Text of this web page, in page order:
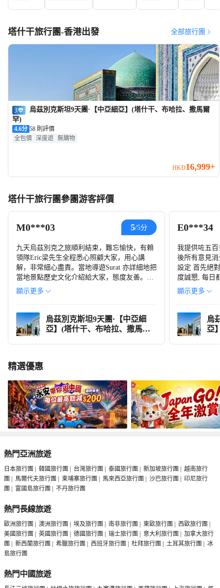
塔什干旅行團-香港出發 全部旅行團
罕)
4.6分 58 則評價
全包價
深度遊 無購物
HKD16,999+
塔什干旅行團參團游客評價
M0***03 5/5分
九天烏茲別克之旅順利結束，難忘愉快，有賴
領隊Eric梁先生全程悉心照顧大家，用心講
解，非常細心盡責。當地導遊Surat 亦詳細地把
當地景點歷史文化介紹給大家，態度友善。永
安安排的餐飲及住宿的酒店也不錯，旅遊車也
顯示更多
烏茲別克斯坦9天團·【中亞細
亞】(塔什干、布哈拉、撒馬爾
E0***34
我提供咗五
後所有意見
設定 首先絕對要讚領隊Adain 嘅專業，服務態
度誠懇, 每日
嘅reminder佢
照顧. 第二晚
臨危不亂, 一
絕對係一個
Jamshid 亦絕對值得稱讚一位有魄力的年輕人,
大家. 用車安
定. 住宿方面酒店質素良好，唯有啲小問題例
如浴室門口
將意見反映給
以靠近市中
們根本不能
度，我哋重
餐廳, 而且餐
顯示更多
烏
亞
精選優惠
熱門亞洲旅遊
日本旅行團 | 韓國旅行團 | 台灣旅行團 | 泰國旅行團 | 新加坡旅行團 | 越南旅行
團 | 馬爾代夫旅行團 | 柬埔寨旅行團 | 馬來西亞旅行團 | 沙巴旅行團 | 印尼旅行
團 | 富國島旅行團 | 不丹旅行團
熱門長線旅遊
歐洲旅行團 | 澳洲旅行團 | 埃及旅行團 | 南非旅行團 | 東歐旅行團 | 西歐旅行團 |
美國旅行團 | 英國旅行團 | 德國旅行團 | 瑞士旅行團 | 意大利旅行團 | 加拿大旅行
團 | 新西蘭旅行團 | 希臘旅行團 | 西班牙旅行團 | 杜拜旅行團 | 土耳其旅行團 | 冰
島旅行團
熱門中國旅遊